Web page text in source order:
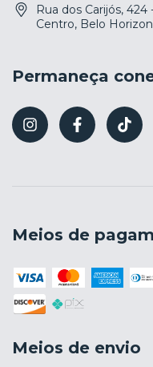
Rua dos Carijós,
Centro, Belo
Permaneça
Meios de
Meios de envio